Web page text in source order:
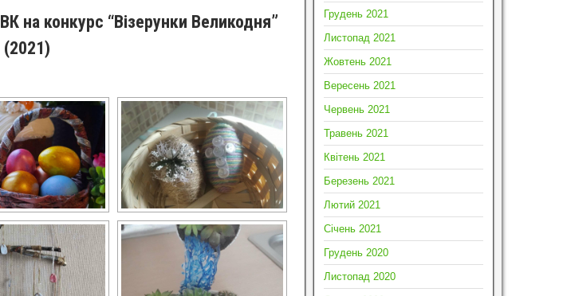
на конкурс “Візерунки Великодня”
(2021)
Грудень 2021
Листопад 2021
Жовтень 2021
Вересень 2021
Червень 2021
Травень 2021
Квітень 2021
Березень 2021
Лютий 2021
Січень 2021
Грудень 2020
Листопад 2020